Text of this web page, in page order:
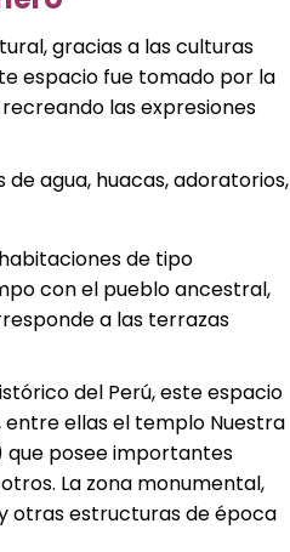
gracias a las culturas
espacio fue tomado por la
las expresiones
agua, huacas, adoratorios,
de tipo
con el pueblo ancestral,
a las terrazas
del Perú, este espacio
ellas el templo Nuestra
que posee importantes
La zona monumental,
otras estructuras de época